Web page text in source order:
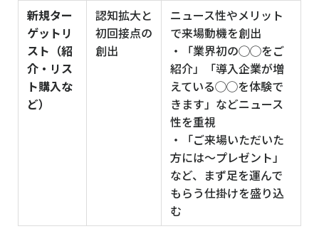
新規ター
ゲットリ
スト（紹
介・リス
ト購入な
ど）
認知拡大と
初回接点の
創出
ニュース性やメリット
で来場動機を創出
・「業界初の◯◯をご
紹介」「導入企業が増
えている◯◯を体験で
きます」などニュース
性を重視
・「ご来場いただいた
方には〜プレゼント」
など、まず足を運んで
もらう仕掛けを盛り込
む